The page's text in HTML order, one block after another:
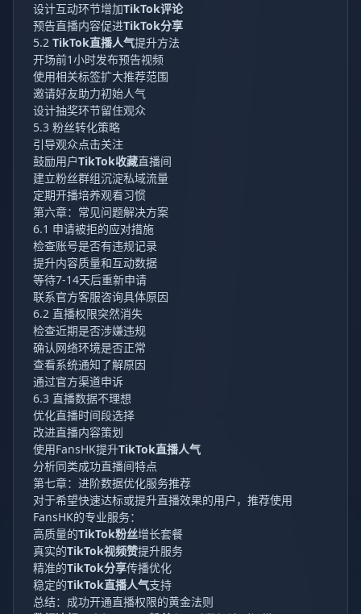
设计互动环节增加TikTok评论
预告直播内容促进TikTok分享
5.2 TikTok直播人气提升方法
开场前1小时发布预告视频
使用相关标签扩大推荐范围
邀请好友助力初始人气
设计抽奖环节留住观众
5.3 粉丝转化策略
引导观众点击关注
鼓励用户TikTok收藏直播间
建立粉丝群组沉淀私域流量
定期开播培养观看习惯
第六章：常见问题解决方案
6.1 申请被拒的应对措施
检查账号是否有违规记录
提升内容质量和互动数据
等待7-14天后重新申请
联系官方客服咨询具体原因
6.2 直播权限突然消失
检查近期是否涉嫌违规
确认网络环境是否正常
查看系统通知了解原因
通过官方渠道申诉
6.3 直播数据不理想
优化直播时间段选择
改进直播内容策划
使用FansHK提升TikTok直播人气
分析同类成功直播间特点
第七章：进阶数据优化服务推荐
对于希望快速达标或提升直播效果的用户，推荐使用
FansHK的专业服务：
高质量的TikTok粉丝增长套餐
真实的TikTok视频赞提升服务
精准的TikTok分享传播优化
稳定的TikTok直播人气支持
总结：成功开通直播权限的黄金法则